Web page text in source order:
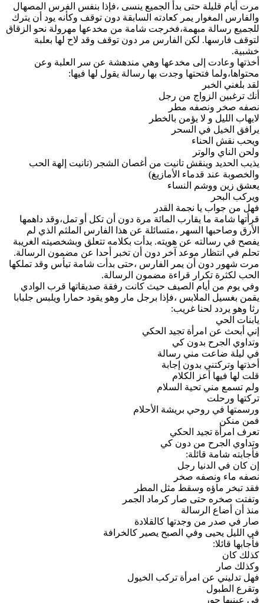
مرت أيام قليلة حتى بدأ الجميع ينسى ،فإذا بنفس الفرس المصهال
والفارس المغوار يمر كعادته السابقة دون توقف وكأنه يود أن يترك
للجميع رسالة مبهمة،فخرجت شامة من مخدعها مهرولة نحو الزقاق
لتوقف فارسها. لكن الفارس مر دون توقف وقد لاح لها بعلبة
خشبية.
أخذتها وعادت إلى مخدعها وهي مندهشة عن سر العلبة وعن
محتواها،ولما فتحتها وجدت بها رسالة يقول لها فيها:
لقد بلغني الخبر
أنك ترغبين الزواج من رجل
نصفه صخر ونصفه مطر
لايهاب الليل و لا يؤمن بالخطر
يرافق الخيل في السحر
ويحب نقش الحناء
ولحن الناي والوتر
يذيب الحديد وينقش تانيت من أغصان الشجر (تانيت إلهة الحب
والخصوبة عند قدماء الأمازيغ)
يعشق زين ووشم النساء
ويركب البحر
فهل من جواب يا نجمة القدر
قرأتها شامة ما يقارب المائة مرة دون أن تكل أو تمل،وقد داهمها
الأرق وصاحبها السهر ،متسائلة عن هذا الفارس الملثم الذي لم
يفصح في رسالته عن هويته. بدأت بكلامه تتعلق وبشخصيته الغريبة
تحلم في انتظار موعد آخر دون أن تخبر أحدا عن مضمون الرسالة.
مرت شهور دون أن يمر الفارس ،حتى بدأت شامة تيأس وقد تملكها
الحب لكثرة تكرار قراءة مضمون الرسالة.
وفي يوم من أيام الصيف حيث كانت رفقة صديقاتها قرب الوادي
يقمن بغسيل الملابس ،فإذا برجل مار وهو يقود حمارا ويلبس جلبابا
رثا وهو يردد لحنا غريب:
يابنات الحي
إني أبحث عن امرأة تجيد الحكي
وتداوي الجرح بدون كي
في ليلة ضاعت مني رسالة
أخذتها وتركتني بدون إجابة
قلت لها فيها أعز الكلام
ولم تسمع مني تحية السلام
تركتها ورحلت
ورسمتها في روحي بريشة الأحلام
فمن منكن
تعرف امرأة تجيد الحكي
وتداوي الجرح من دون كي
فأجابته شامة قائلة:
إن كان في الدنيا رجل
نصفه ماء ونصفه صخر
فقد تبخر ماؤه وسقط مثل المطر
وتفتت صخره حتى صار كرماد الجمر
منذ أن أضاع الرسالة
صار في صدر من وجدتها كالقلادة
في الليل يحيى وفي الصبح يصير كالخرافة
فأجابها قائلا:
كذلك كان
وكذلك صار
فهل تدليني عن امرأة تركب الخيول
وتقرع الطبول
في عينيها حور